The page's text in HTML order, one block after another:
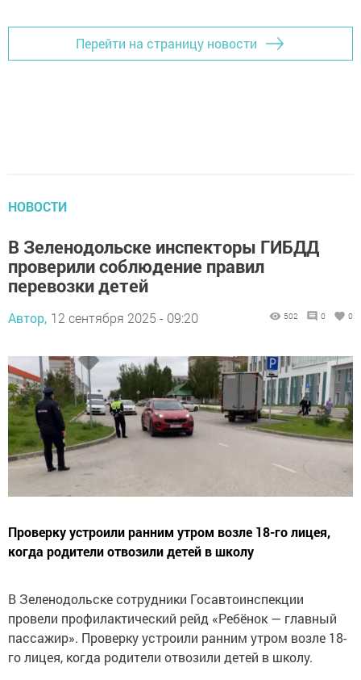
Перейти на страницу новости
НОВОСТИ
В Зеленодольске инспекторы ГИБДД
проверили соблюдение правил
перевозки детей
Автор, 12 сентября 2025 - 09:20 502 0 0
Проверку устроили ранним утром возле 18-го лицея,
когда родители отвозили детей в школу
В Зеленодольске сотрудники Госавтоинспекции
провели профилактический рейд «Ребёнок — главный
пассажир». Проверку устроили ранним утром возле 18-
го лицея, когда родители отвозили детей в школу.